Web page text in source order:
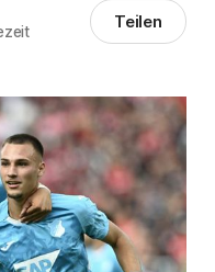
Teilen